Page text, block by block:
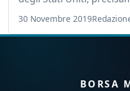
30 Novembre 2019
BORSA